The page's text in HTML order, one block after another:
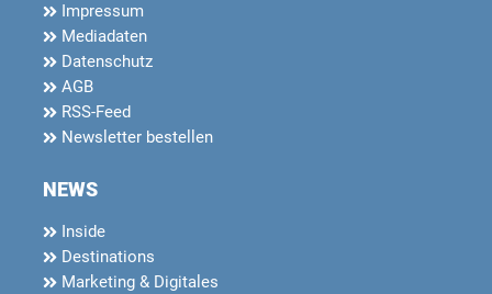
Impressum
Mediadaten
Datenschutz
AGB
RSS-Feed
Newsletter bestellen
NEWS
Inside
Destinations
Marketing & Digitales